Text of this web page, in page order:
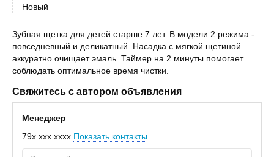
Новый
Зубная щетка для детей старше 7 лет. В модели 2 режима -
повседневный и деликатный. Насадка с мягкой щетиной
аккуратно очищает эмаль. Таймер на 2 минуты помогает
соблюдать оптимальное время чистки.
Свяжитесь с автором объявления
Менеджер
79x xxx xxxx Показать контакты